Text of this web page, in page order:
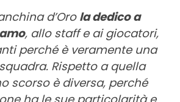
d’Oro la dedico a
, allo staff e ai giocatori,
perché è veramente una
Rispetto a quella
scorso è diversa, perché